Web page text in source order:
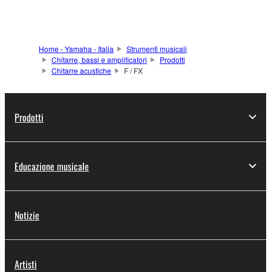
Home - Yamaha - Italia
Strumenti musicali
Chitarre, bassi e amplificatori
Prodotti
Chitarre acustiche
F / FX
Prodotti
Educazione musicale
Notizie
Artisti